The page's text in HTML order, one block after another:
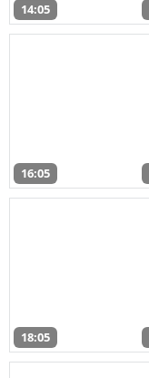
14:05
16:05
18:05